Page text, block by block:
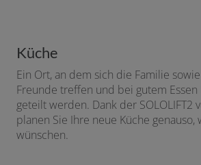
Küche
Ein Ort, an dem sich die Familie
Freunde treffen und bei gutem Essen
geteilt werden. Dank der SOLOLIFT2
planen Sie Ihre neue Küche genauso,
wünschen.